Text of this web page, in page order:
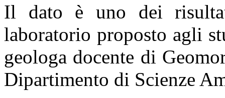
Il dato è uno dei
laboratorio proposto agli
geologa docente di
Dipartimento di Scienze